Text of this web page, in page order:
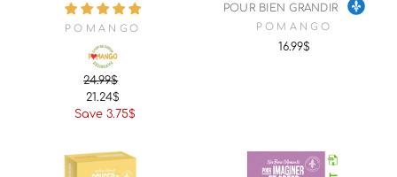
POMANGO
Regular
price
24.99$
Sale
price
21.24$
Save 3.75$
POUR BIEN GRANDIR
POMANGO
16.99$